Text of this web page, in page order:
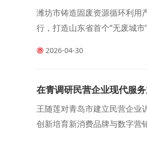
潍坊市铸造固废资源循环利用
行，打造山东省首个“无废城
2026-04-30
在青调研民营企业现代服
王随莲对青岛市建立民营企业
创新培育新消费品牌与数字营